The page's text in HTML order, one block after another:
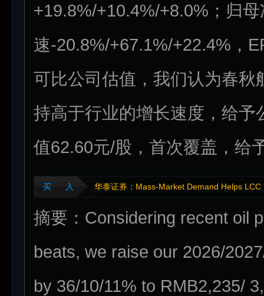
+19.8%/+10.4%/+8.0%；归
速-20.8%/+67.1%/+22.4%，
可比公司估值，我们认为春
持高于行业的增长速度，给
值62.60元/股，首次覆盖，给
买 入 华泰证券：Mass-Market Demand Helps
摘要：Considering recent oil
beats, we raise our 2026/
by 36/10/11% to RMB2,235/